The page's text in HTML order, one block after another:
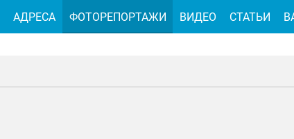
АДРЕСА ФОТОРЕПОРТАЖИ ВИДЕО СТАТЬИ